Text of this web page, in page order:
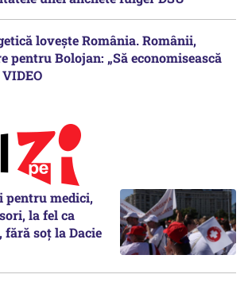
lovește România. Românii,
pentru Bolojan: „Să economisească
pentru medici,
la fel ca
fără soț la Dacie